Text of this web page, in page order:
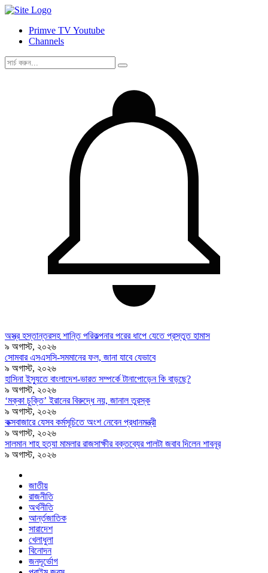
Primve TV Youtube
Channels
অস্ত্র হস্তান্তরসহ শান্তি পরিকল্পনার পরের ধাপে যেতে প্রস্তুত হামাস
৯ অগাস্ট, ২০২৬
সোমবার এসএসসি-সমমানের ফল, জানা যাবে যেভাবে
৯ অগাস্ট, ২০২৬
হাসিনা ইস্যুতে বাংলাদেশ-ভারত সম্পর্কে টানাপোড়েন কি বাড়ছে?
৯ অগাস্ট, ২০২৬
‘মক্কা চুক্তি’ ইরানের বিরুদ্ধে নয়, জানাল তুরস্ক
৯ অগাস্ট, ২০২৬
কক্সবাজারে যেসব কর্মসূচিতে অংশ নেবেন প্রধানমন্ত্রী
৯ অগাস্ট, ২০২৬
সালমান শাহ হত্যা মামলার রাজসাক্ষীর বক্তব্যের পালটা জবাব দিলেন শাবনূর
৯ অগাস্ট, ২০২৬
জাতীয়
রাজনীতি
অর্থনীতি
আর্ন্তজাতিক
সারাদেশ
খেলাধুলা
বিনোদন
জনদূর্ভোগ